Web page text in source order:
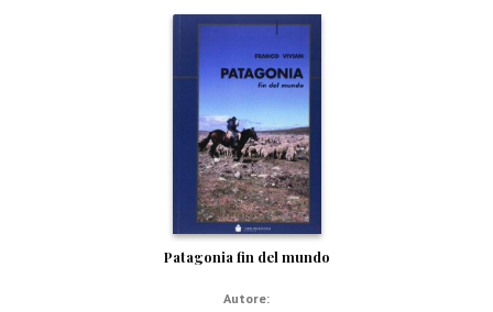
Patagonia fin del mundo
Autore: